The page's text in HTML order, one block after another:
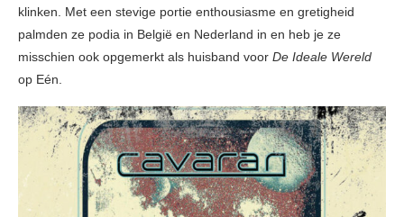
klinken. Met een stevige portie enthousiasme en gretigheid
palmden ze podia in België en Nederland in en heb je ze
misschien ook opgemerkt als huisband voor De Ideale Wereld
op Eén.